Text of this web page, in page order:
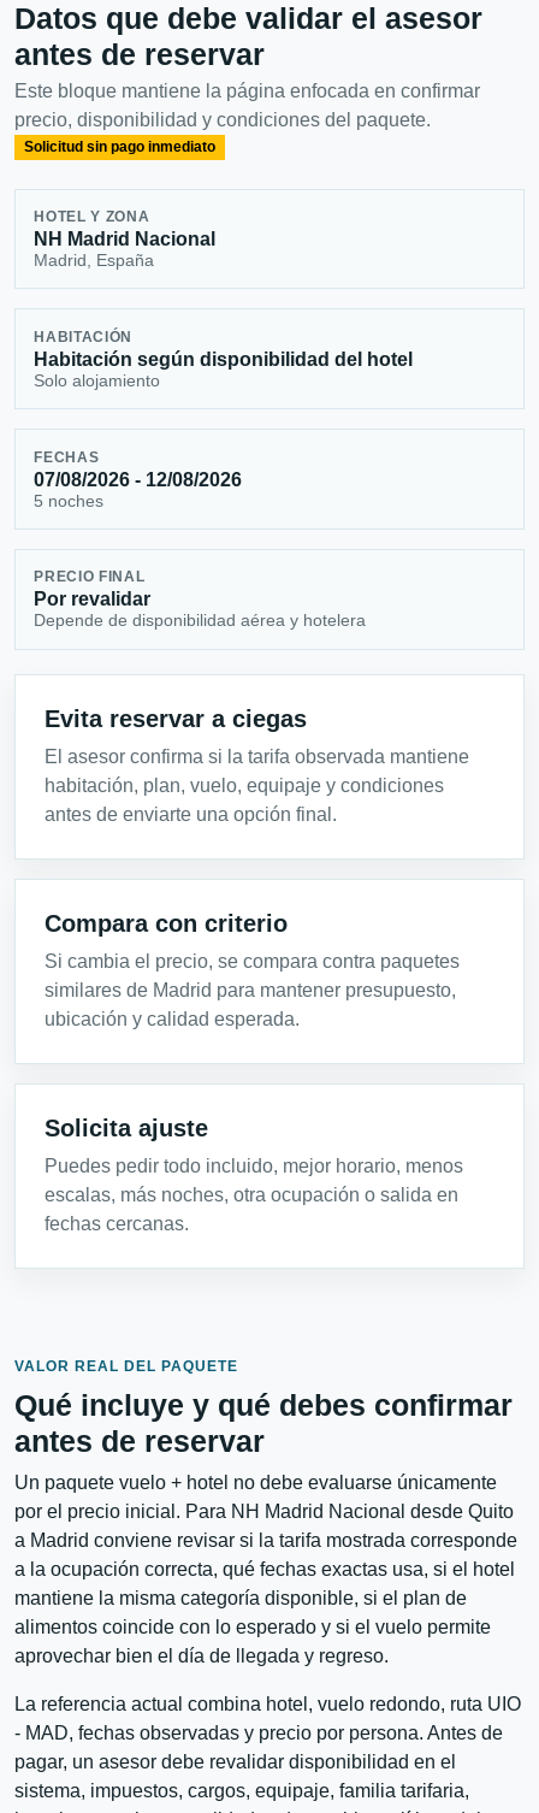
Datos que debe validar el asesor
antes de reservar
Este bloque mantiene la página enfocada en confirmar
precio, disponibilidad y condiciones del paquete.
Solicitud sin pago inmediato
HOTEL Y ZONA
NH Madrid Nacional
Madrid, España
HABITACIÓN
Habitación según disponibilidad del hotel
Solo alojamiento
FECHAS
07/08/2026 - 12/08/2026
5 noches
PRECIO FINAL
Por revalidar
Depende de disponibilidad aérea y hotelera
Evita reservar a ciegas
El asesor confirma si la tarifa observada mantiene
habitación, plan, vuelo, equipaje y condiciones
antes de enviarte una opción final.
Compara con criterio
Si cambia el precio, se compara contra paquetes
similares de Madrid para mantener presupuesto,
ubicación y calidad esperada.
Solicita ajuste
Puedes pedir todo incluido, mejor horario, menos
escalas, más noches, otra ocupación o salida en
fechas cercanas.
VALOR REAL DEL PAQUETE
Qué incluye y qué debes confirmar
antes de reservar
Un paquete vuelo + hotel no debe evaluarse únicamente
por el precio inicial. Para NH Madrid Nacional desde Quito
a Madrid conviene revisar si la tarifa mostrada corresponde
a la ocupación correcta, qué fechas exactas usa, si el hotel
mantiene la misma categoría disponible, si el plan de
alimentos coincide con lo esperado y si el vuelo permite
aprovechar bien el día de llegada y regreso.
La referencia actual combina hotel, vuelo redondo, ruta UIO
- MAD, fechas observadas y precio por persona. Antes de
pagar, un asesor debe revalidar disponibilidad en el
sistema, impuestos, cargos, equipaje, familia tarifaria,